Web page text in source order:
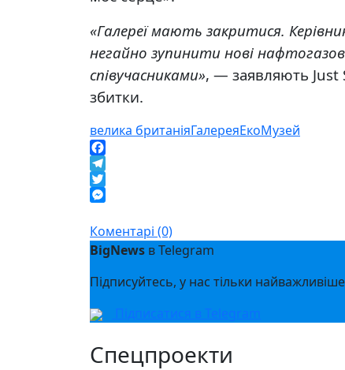
«Галереї мають закритися.
негайно зупинити нові
співучасниками», — заявляють Just
збитки.
велика британіяГалереяЕкоМузей
Facebook
Telegram
Twitter
Коментарі (0)
BigNews в Telegram
Підписуйтесь, у нас тільки найважливіше
Підписатися в Telegram
Спецпроекти